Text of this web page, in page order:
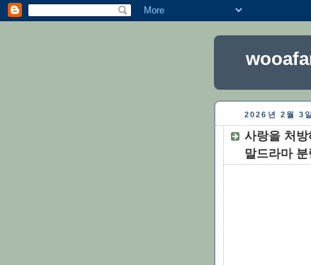
2026년 2월 3
사랑을 처방
말드라마 분